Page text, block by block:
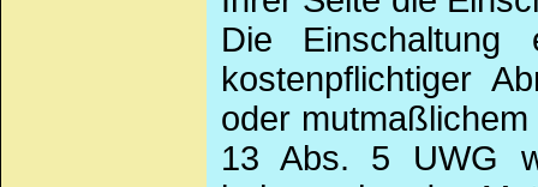
Die Einschaltung
kostenpflichtiger
oder
13 Abs. 5 UWG